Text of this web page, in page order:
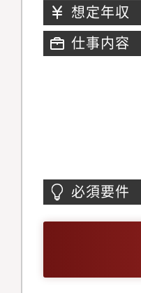
想定年収
仕事内容
必須要件